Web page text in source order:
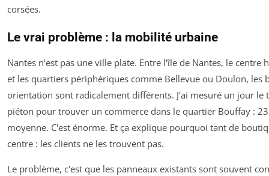
corsées.
Le vrai problème : la mobilité urbaine
Nantes n'est pas une ville plate. Entre l'île de Nantes, le centre
et les quartiers périphériques comme Bellevue ou Doulon, les
orientation sont radicalement différents. J'ai mesuré un jour le
piéton pour trouver un commerce dans le quartier Bouffay :
moyenne. C'est énorme. Et ça explique pourquoi tant de
centre : les clients ne les trouvent pas.
Le problème, c'est que les panneaux existants sont souvent